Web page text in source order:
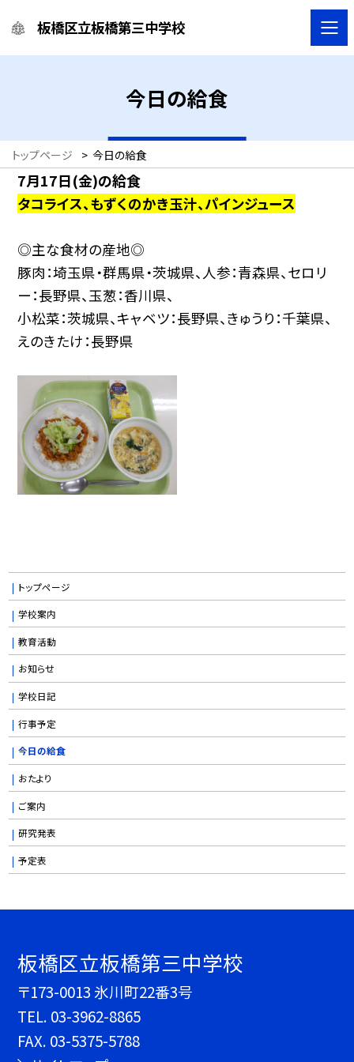
板橋区立板橋第三中学校
今日の給食
トップページ > 今日の給食
7月17日(金)の給食
タコライス、もずくのかき玉汁、パインジュース
◎主な食材の産地◎
豚肉：埼玉県・群馬県・茨城県、人参：青森県、セロリ
ー：長野県、玉葱：香川県、
小松菜：茨城県、キャベツ：長野県、きゅうり：千葉県、
えのきたけ：長野県
トップページ
学校案内
教育活動
お知らせ
学校日記
行事予定
今日の給食
おたより
ご案内
研究発表
予定表
板橋区立板橋第三中学校
〒173-0013 氷川町22番3号
TEL. 03-3962-8865
FAX. 03-5375-5788